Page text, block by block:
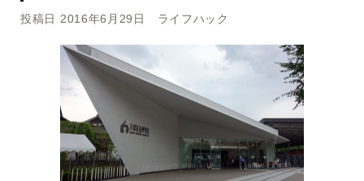
投稿日 2016年6月29日 ライフハック